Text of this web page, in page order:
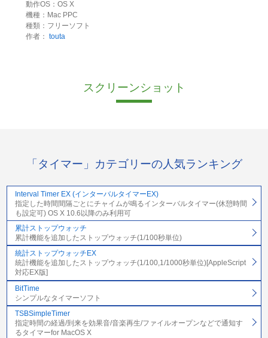
動作OS：OS X
機種：Mac PPC
種類：フリーソフト
作者： touta
スクリーンショット
「タイマー」カテゴリーの人気ランキング
Interval Timer EX (インターバルタイマーEX)
指定した時間間隔ごとにチャイムが鳴るインターバルタイマー(休憩時間
も設定可) OS X 10.6以降のみ利用可
累計ストップウォッチ
累計機能を追加したストップウォッチ(1/100秒単位)
統計ストップウォッチEX
統計機能を追加したストップウォッチ(1/100,1/1000秒単位)[AppleScript
対応EX版]
BitTime
シンプルなタイマーソフト
TSBSimpleTimer
指定時間の経過/到来を効果音/音楽再生/ファイルオープンなどで通知す
るタイマーfor MacOS X